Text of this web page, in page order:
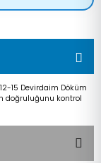
15 Devirdaim Döküm
doğruluğunu kontrol